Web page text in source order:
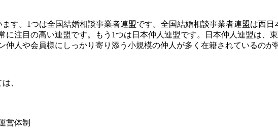
す。1つは全国結婚相談事業者連盟です。全国結婚相談事業者連盟は西
注目の高い連盟です。もう1つは日本仲人連盟です。日本仲人連盟は、
人や会員様にしっかり寄り添う小規模の仲人が多く在籍されているのが
、
営体制